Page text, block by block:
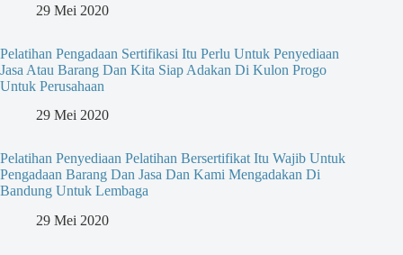
29 Mei 2020
Pelatihan Pengadaan Sertifikasi Itu Perlu Untuk Penyediaan
Jasa Atau Barang Dan Kita Siap Adakan Di Kulon Progo
Untuk Perusahaan
29 Mei 2020
Pelatihan Penyediaan Pelatihan Bersertifikat Itu Wajib Untuk
Pengadaan Barang Dan Jasa Dan Kami Mengadakan Di
Bandung Untuk Lembaga
29 Mei 2020